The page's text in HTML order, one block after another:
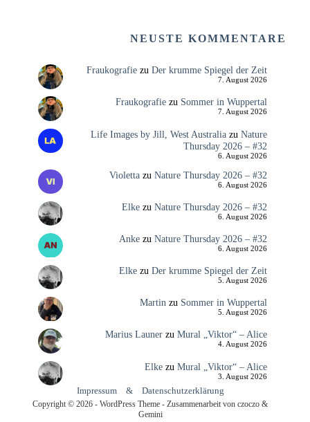
NEUSTE KOMMENTARE
Fraukografiezu Der krumme Spiegel der Zeit
7. August 2026
Fraukografiezu Sommer in Wuppertal
7. August 2026
Life Images by Jill, West Australiazu Nature
Thursday 2026 – #32
6. August 2026
Violettazu Nature Thursday 2026 – #32
6. August 2026
Elkezu Nature Thursday 2026 – #32
6. August 2026
Ankezu Nature Thursday 2026 – #32
6. August 2026
Elkezu Der krumme Spiegel der Zeit
5. August 2026
Martinzu Sommer in Wuppertal
5. August 2026
Marius Launerzu Mural „Viktor“ – Alice
4. August 2026
Elkezu Mural „Viktor“ – Alice
3. August 2026
Impressum & Datenschutzerklärung
Copyright © 2026 - WordPress Theme - Zusammenarbeit von czoczo &
Gemini